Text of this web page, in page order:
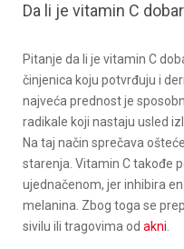
Da li je vitamin C
Pitanje da li je vitamin C
činjenica koju potvrđuju i
najveća prednost je
radikale koji nastaju usled
Na taj način sprečava
starenja. Vitamin C takođe
ujednačenom, jer inhibira
melanina. Zbog toga se
sivilu ili tragovima od akni.